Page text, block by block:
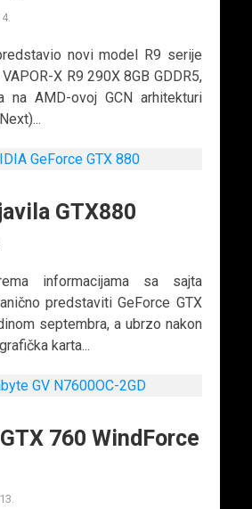
novi model R9 serije
X R9 290X 8GB GDDR5,
na AMD-ovoj GCN arhitekturi
GTX880
informacijama sa sajta
predstaviti GeForce GTX
septembra, a ubrzo nakon
karta...
760 WindForce